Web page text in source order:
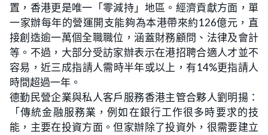
置，香港更是唯一「零減持」地區。經濟貢獻方面，單
一家辦每年的營運開支能夠為本港帶來約126億元，直
接創造逾一萬個全職職位，涵蓋財務顧問、法律及會計
等。不過，大部分受訪家辦表示在港招聘合適人才並不
容易，近三成指請人需時半年或以上，有14%更指請人
時間超過一年。
德勤民營企業與私人客戶服務香港主管合夥人劉明揚：
「傳統金融服務業，例如在銀行工作很多時要求的技
能，主要在投資方面。但家辦除了投資外，很需要建立